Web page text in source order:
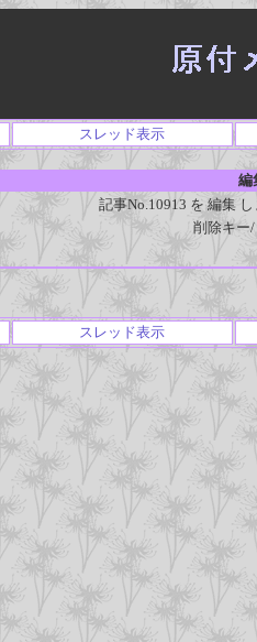
スレッド表示
編
記事No.10913 を 編集
削除キー/
スレッド表示